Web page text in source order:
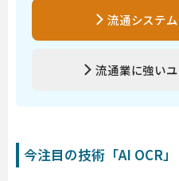
流通システ
流通業に強い
今注目の技術「AI OCR」